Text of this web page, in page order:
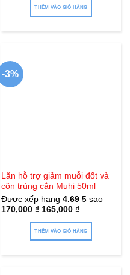
THÊM VÀO GIỎ HÀNG
-3%
Lăn hỗ trợ giảm muỗi đốt và
côn trùng cắn Muhi 50ml
Được xếp hạng 4.695 sao
170,000₫ Giá
là:
170,000 ₫.
165,000 ₫Giá
tại
là:
165,000 ₫.
THÊM VÀO GIỎ HÀNG